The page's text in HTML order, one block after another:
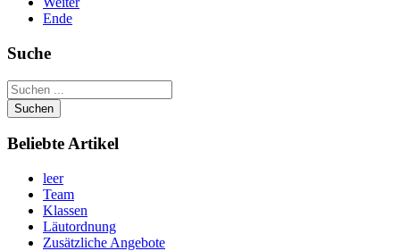
Ende
Suche
Suchen
Beliebte Artikel
leer
Team
Klassen
Läutordnung
Zusätzliche Angebote